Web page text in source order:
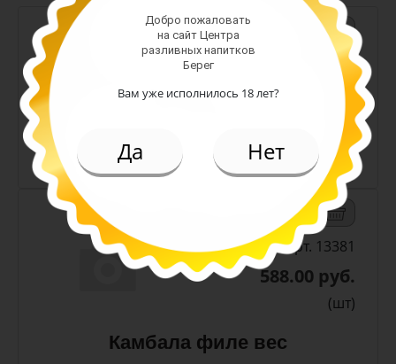
Арт. 13380
588.00 руб.
(шт)
Камбала стружка вес
+
Арт. 13381
588.00 руб.
(шт)
Камбала филе вес
Добро пожаловать
на сайт Центра
разливных напитков
Берег
Вам уже исполнилось 18 лет?
Да Нет